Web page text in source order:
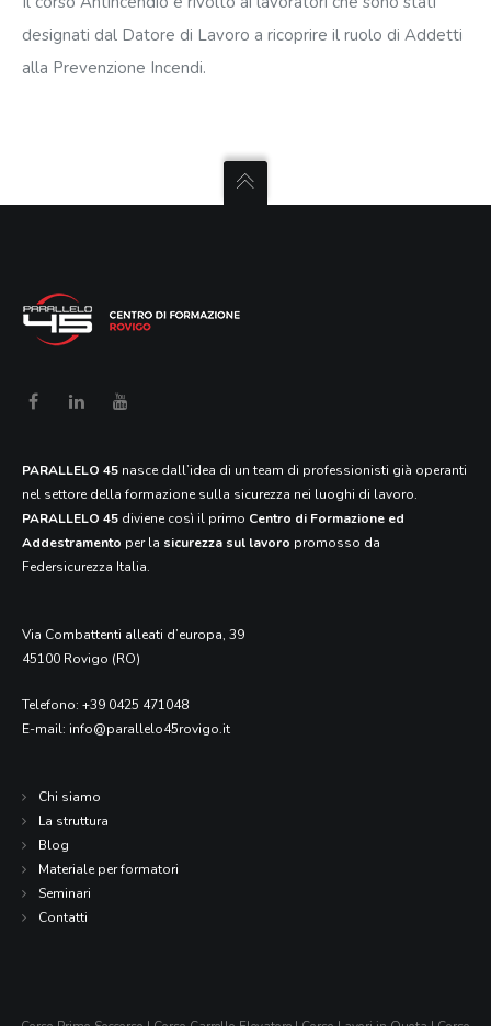
designati dal Datore di Lavoro a ricoprire il ruolo di Addetti
alla Prevenzione Incendi.
PARALLELO 45 nasce dall’idea di un team di professionisti già operanti
nel settore della formazione sulla sicurezza nei luoghi di lavoro.
PARALLELO 45 diviene così il primo Centro di Formazione ed
Addestramento per la sicurezza sul lavoro promosso da
Federsicurezza Italia.
Via Combattenti alleati d’europa, 39
45100 Rovigo (RO)
Telefono: +39 0425 471048
E-mail: info@parallelo45rovigo.it
Chi siamo
La struttura
Blog
Materiale per formatori
Seminari
Contatti